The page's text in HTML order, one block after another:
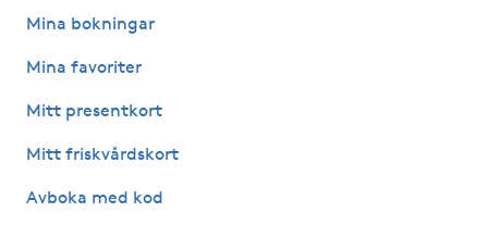
Lashlift Keratin
LED-ljusterapi
LPG
Mina bokningar
Mina favoriter
Mitt presentkort
Mitt friskvårdskort
Avboka med kod